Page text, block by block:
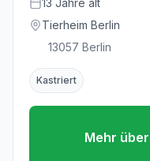
13 Jahre alt
Tierheim Berlin
13057 Berlin
Kastriert
Mehr über